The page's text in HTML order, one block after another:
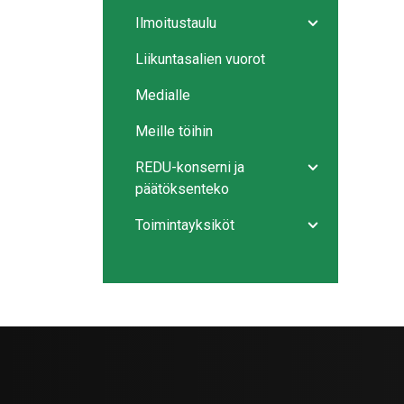
Ilmoitustaulu
Liikuntasalien vuorot
Medialle
Meille töihin
REDU-konserni ja
päätöksenteko
Toimintayksiköt